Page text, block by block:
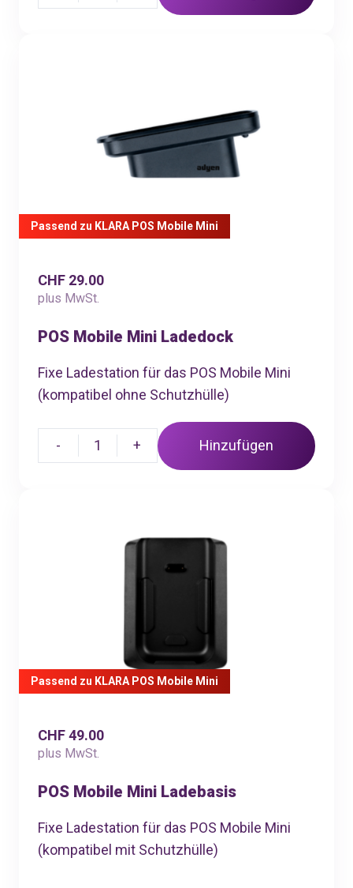
Passend zu KLARA POS Mobile Mini
CHF 29.00
plus MwSt.
POS Mobile Mini Ladedock
Fixe Ladestation für das POS Mobile Mini
(kompatibel ohne Schutzhülle)
- 1 + Hinzufügen
Passend zu KLARA POS Mobile Mini
CHF 49.00
plus MwSt.
POS Mobile Mini Ladebasis
Fixe Ladestation für das POS Mobile Mini
(kompatibel mit Schutzhülle)